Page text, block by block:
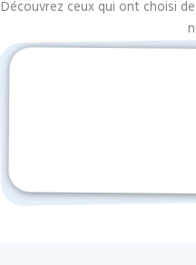
Découvrez ceux qui ont choisi